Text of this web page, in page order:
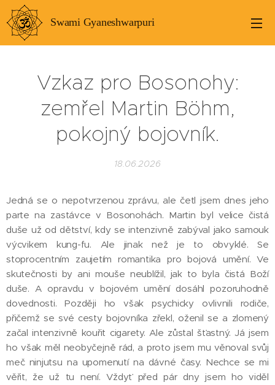
Swami Gyaneshwarpuri
Vzkaz pro Bosonohy:
zemřel Martin Böhm,
pokojný bojovník.
18.06.2026
Jedná se o nepotvrzenou zprávu, ale četl jsem dnes jeho
parte na zastávce v Bosonohách. Martin byl velice čistá
duše už od dětství, kdy se intenzivně zabýval jako samouk
výcvikem kung-fu. Ale jinak než je to obvyklé. Se
stoprocentním zaujetím romantika pro bojová umění. Ve
skutečnosti by ani mouše neublížil, jak to byla čistá Boží
duše. A opravdu v bojovém umění dosáhl pozoruhodně
dovednosti. Později ho však psychicky ovlivnili rodiče,
přičemž se své cesty bojovníka zřekl, oženil se a zlomený
začal intenzivně kouřit cigarety. Ale zůstal šťastný. Já jsem
ho však měl neobyčejně rád, a proto jsem mu věnoval svůj
meč ninjutsu na upomenutí na dávné časy. Nechce se mi
věřit, že už tu není. Vždyť před pár dny jsem ho viděl